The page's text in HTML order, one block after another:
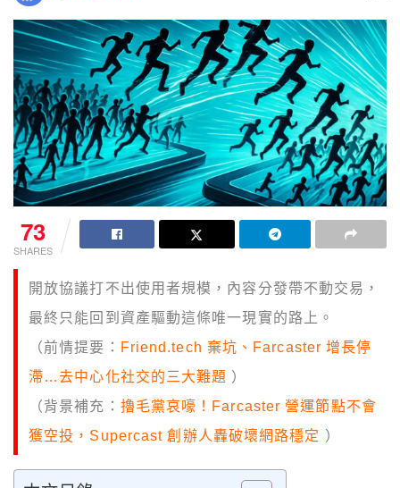
73
SHARES
開放協議打不出使用者規模，內容分發帶不動交易，
最終只能回到資產驅動這條唯一現實的路上。
（前情提要： Friend.tech 棄坑、Farcaster 增長停
滯…去中心化社交的三大難題 ）
（背景補充： 擼毛黨哀嚎！Farcaster 營運節點不會
獲空投，Supercast 創辦人轟破壞網路穩定 ）